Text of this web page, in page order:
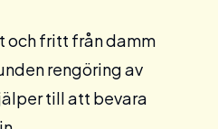
och fritt från damm
rengöring av
till att bevara